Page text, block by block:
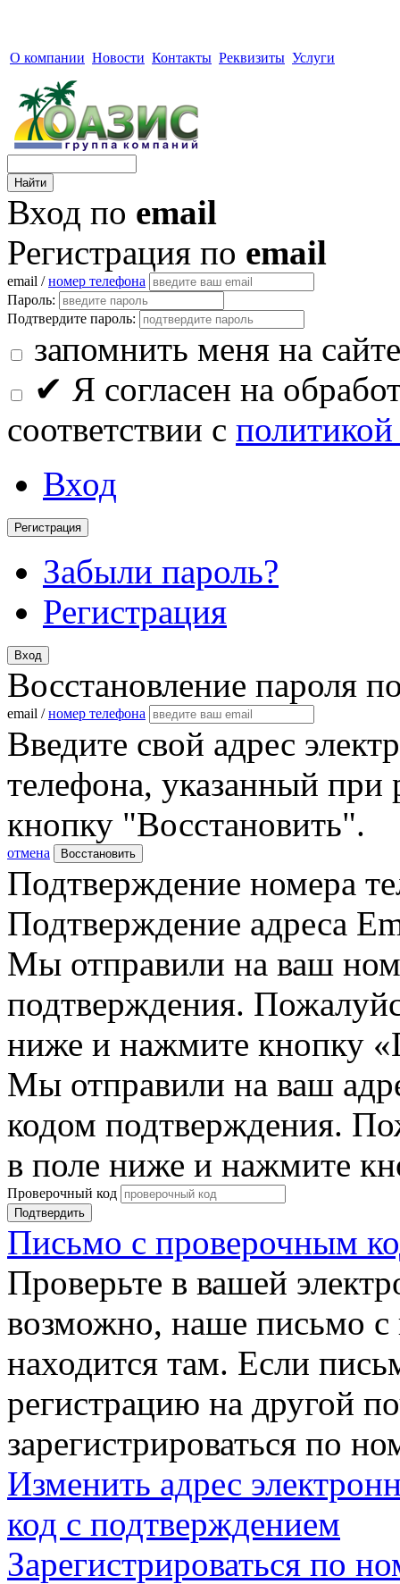
О компании Новости Контакты Реквизиты Услуги
Вход по email
Регистрация по email
email /номер телефона
Пароль:
Подтвердите пароль:
запомнить меня на сайте
✔ Я согласен на
соответствии с
Вход
Регистрация
Забыли пароль?
Регистрация
Вход
Восстановление пароля
email /номер телефона
Введите свой адрес
телефона, указанный при
кнопку "Восстановить".
отмена Восстановить
Подтверждение номера
Подтверждение адреса
Мы отправили на ваш
подтверждения.
ниже и нажмите кнопку
Мы отправили на ваш
кодом подтверждения.
в поле ниже и нажмите
Проверочный код
Подтвердить
Письмо с проверочным
Проверьте в вашей
возможно, наше письмо с
находится там. Если
регистрацию на другой
зарегистрироваться по
Изменить адрес
код с подтверждением
Зарегистрироваться по